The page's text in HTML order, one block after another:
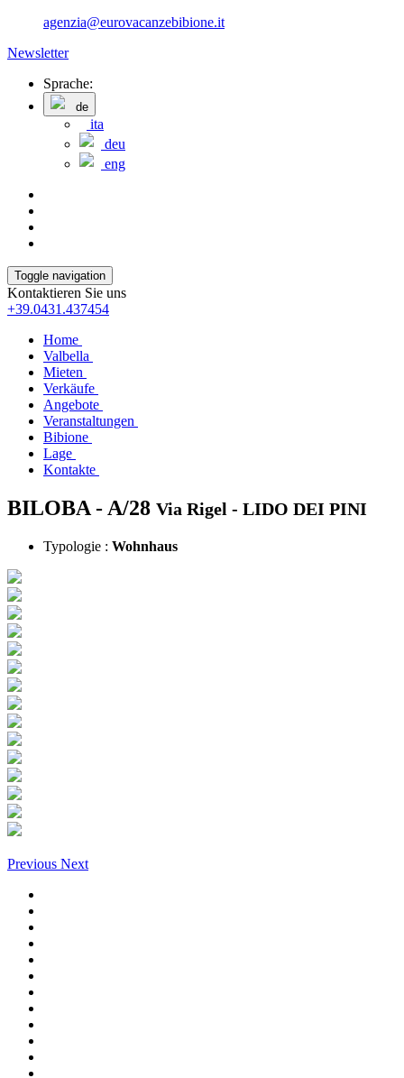
agenzia@eurovacanzebibione.it
Newsletter
Sprache:
de
ita
deu
eng
Toggle navigation
Kontaktieren Sie uns
+39.0431.437454
Home
Valbella
Mieten
Verkäufe
Angebote
Veranstaltungen
Bibione
Lage
Kontakte
BILOBA - A/28 Via Rigel - LIDO DEI PINI
Typologie : Wohnhaus
Previous Next